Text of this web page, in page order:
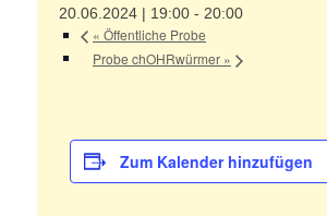
20.06.2024 | 19:00 - 20:00
« Öffentliche Probe
Probe chOHRwürmer »
Zum Kalender hinzufügen